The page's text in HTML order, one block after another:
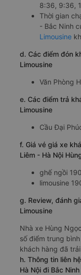
8:36, 9:36,
Thời gian
- Bắc Ninh
Limousine
d. Các điểm đón
Limousine
Văn Phòng
e. Các điểm trả
Limousine
Cầu Đại
f. Giá vé giá xe
Liêm - Hà Nội
ghế ngồi
limousine
g. Review, đánh
Limousine
Nhà xe Hùng
số điểm trung
khách hàng đã
h. Thông tin liên
Hà Nội đi Bắc